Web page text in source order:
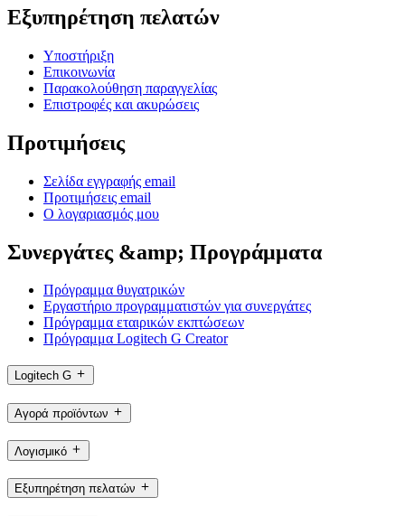
Εξυπηρέτηση πελατών
Υποστήριξη
Επικοινωνία
Παρακολούθηση παραγγελίας
Επιστροφές και ακυρώσεις
Προτιμήσεις
Σελίδα εγγραφής email
Προτιμήσεις email
Ο λογαριασμός μου
Συνεργάτες &amp; Προγράμματα
Πρόγραμμα θυγατρικών
Εργαστήριο προγραμματιστών για συνεργάτες
Πρόγραμμα εταιρικών εκπτώσεων
Πρόγραμμα Logitech G Creator
Logitech G
Αγορά προϊόντων
Λογισμικό
Εξυπηρέτηση πελατών